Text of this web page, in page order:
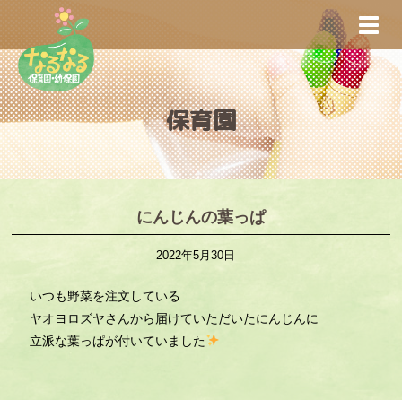
i
p
t
o
m
a
保育園
にんじんの葉っぱ
2022年5月30日
いつも野菜を注文している
ヤオヨロズヤさんから届けていただいたにんじんに
立派な葉っぱが付いていました